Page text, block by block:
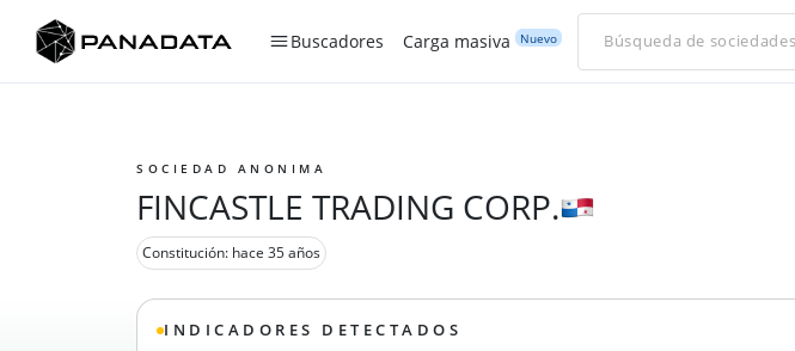
Buscadores Carga masiva Nuevo
SOCIEDAD ANONIMA
FINCASTLE TRADING CORP.
Constitución: hace 35 años
INDICADORES DETECTADOS